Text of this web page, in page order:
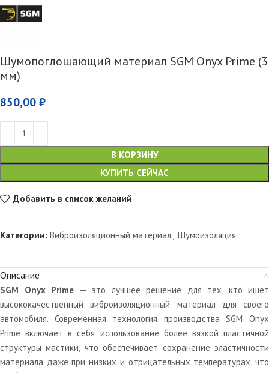
Шумопоглощающий материал SGM Onyx Prime (3
мм)
850,00 ₽
В КОРЗИНУ
КУПИТЬ СЕЙЧАС
Добавить в список желаний
Категории: Виброизоляционный материал Шумоизоляция
Описание
SGM Onyx Prime — это лучшее решение для тех, кто ищет
высококачественный виброизоляционный материал для своего
автомобиля. Современная технология производства SGM Onyx
Prime включает в себя использование более вязкой пластичной
структуры мастики, что обеспечивает сохранение эластичности
материала даже при низких и отрицательных температурах, что